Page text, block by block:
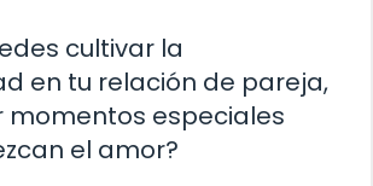
cultivar la
en tu relación de pareja,
momentos especiales
el amor?